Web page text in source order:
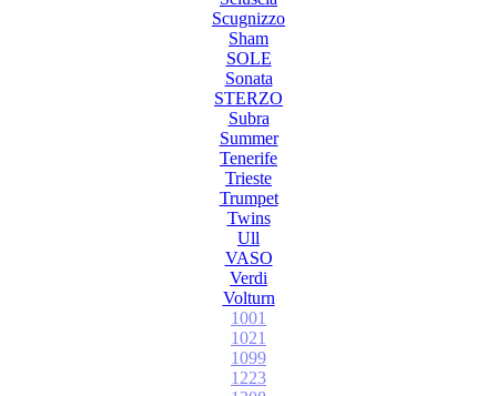
Scugnizzo
Sham
SOLE
Sonata
STERZO
Subra
Summer
Tenerife
Trieste
Trumpet
Twins
Ull
VASO
Verdi
Volturn
1001
1021
1099
1223